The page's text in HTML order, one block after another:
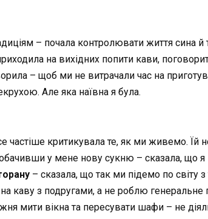
– почала контролювати життя сина й
на вихідних попити кави,
– щоб ми не витрачали час на
Але яка наївна я була.
частіше критикувала те, як ми живемо.
у мене нову сукню – сказала, що я
– сказала, що так ми підемо по світу
на каву з подругами, а не роблю
мити вікна та пересувати шафи – не